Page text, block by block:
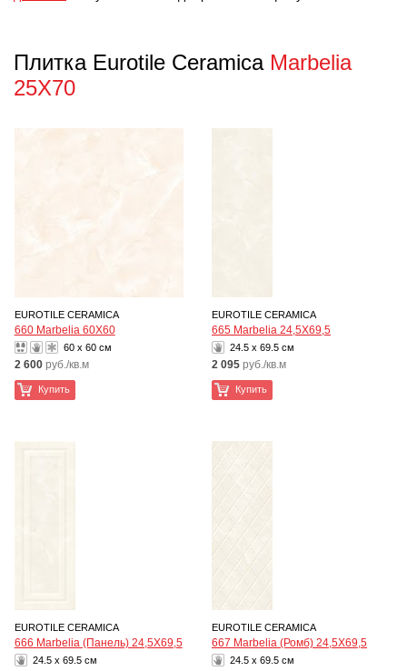
Плитка Eurotile Ceramica Marbelia
25X70
EUROTILE CERAMICA
660 Marbelia 60Х60
60 x 60 см
2 600 руб./кв.м
Купить
EUROTILE CERAMICA
665 Marbelia 24,5Х69,5
24.5 x 69.5 см
2 095 руб./кв.м
Купить
EUROTILE CERAMICA
666 Marbelia (Панель) 24,5Х69,5
24.5 x 69.5 см
EUROTILE CERAMICA
667 Marbelia (Ромб) 24,5Х69,5
24.5 x 69.5 см